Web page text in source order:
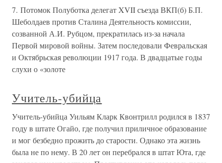
7. Потомок Полуботка делегат XVII съезда ВКП(б) Б.П.
Шеболдаев против Сталина Деятельность комиссии,
созванной А.И. Рубцом, прекратилась из-за начала
Первой мировой войны. Затем последовали Февральская
и Октябрьская революции 1917 года. В двадцатые годы
слухи о «золоте
Учитель-убийца
Учитель-убийца Уильям Кларк Квонтрилл родился в 1837
году в штате Огайо, где получил приличное образование
и мог безбедно прожить до старости. Однако эта жизнь
была не по нему. В 20 лет он перебрался в штат Юта, где